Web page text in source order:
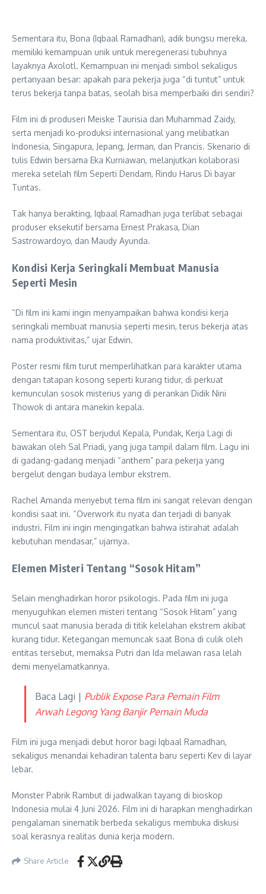
Sementara itu, Bona (Iqbaal Ramadhan), adik bungsu mereka,
memiliki kemampuan unik untuk meregenerasi tubuhnya
layaknya Axolotl. Kemampuan ini menjadi simbol sekaligus
pertanyaan besar: apakah para pekerja juga “di tuntut” untuk
terus bekerja tanpa batas, seolah bisa memperbaiki diri sendiri?
Film ini di produseri Meiske Taurisia dan Muhammad Zaidy,
serta menjadi ko-produksi internasional yang melibatkan
Indonesia, Singapura, Jepang, Jerman, dan Prancis. Skenario di
tulis Edwin bersama Eka Kurniawan, melanjutkan kolaborasi
mereka setelah film Seperti Dendam, Rindu Harus Di bayar
Tuntas.
Tak hanya berakting, Iqbaal Ramadhan juga terlibat sebagai
produser eksekutif bersama Ernest Prakasa, Dian
Sastrowardoyo, dan Maudy Ayunda.
Kondisi Kerja Seringkali Membuat Manusia
Seperti Mesin
“Di film ini kami ingin menyampaikan bahwa kondisi kerja
seringkali membuat manusia seperti mesin, terus bekerja atas
nama produktivitas,” ujar Edwin.
Poster resmi film turut memperlihatkan para karakter utama
dengan tatapan kosong seperti kurang tidur, di perkuat
kemunculan sosok misterius yang di perankan Didik Nini
Thowok di antara manekin kepala.
Sementara itu, OST berjudul Kepala, Pundak, Kerja Lagi di
bawakan oleh Sal Priadi, yang juga tampil dalam film. Lagu ini
di gadang-gadang menjadi “anthem” para pekerja yang
bergelut dengan budaya lembur ekstrem.
Rachel Amanda menyebut tema film ini sangat relevan dengan
kondisi saat ini. “Overwork itu nyata dan terjadi di banyak
industri. Film ini ingin mengingatkan bahwa istirahat adalah
kebutuhan mendasar,” ujarnya.
Elemen Misteri Tentang “Sosok Hitam”
Selain menghadirkan horor psikologis. Pada film ini juga
menyuguhkan elemen misteri tentang “Sosok Hitam” yang
muncul saat manusia berada di titik kelelahan ekstrem akibat
kurang tidur. Ketegangan memuncak saat Bona di culik oleh
entitas tersebut, memaksa Putri dan Ida melawan rasa lelah
demi menyelamatkannya.
Baca Lagi | Publik Expose Para Pemain Film
Arwah Legong Yang Banjir Pemain Muda
Film ini juga menjadi debut horor bagi Iqbaal Ramadhan,
sekaligus menandai kehadiran talenta baru seperti Kev di layar
lebar.
Monster Pabrik Rambut di jadwalkan tayang di bioskop
Indonesia mulai 4 Juni 2026. Film ini di harapkan menghadirkan
pengalaman sinematik berbeda sekaligus membuka diskusi
soal kerasnya realitas dunia kerja modern.
Share Article